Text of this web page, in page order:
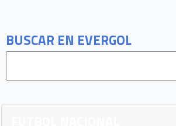
BUSCAR EN EVERGOL